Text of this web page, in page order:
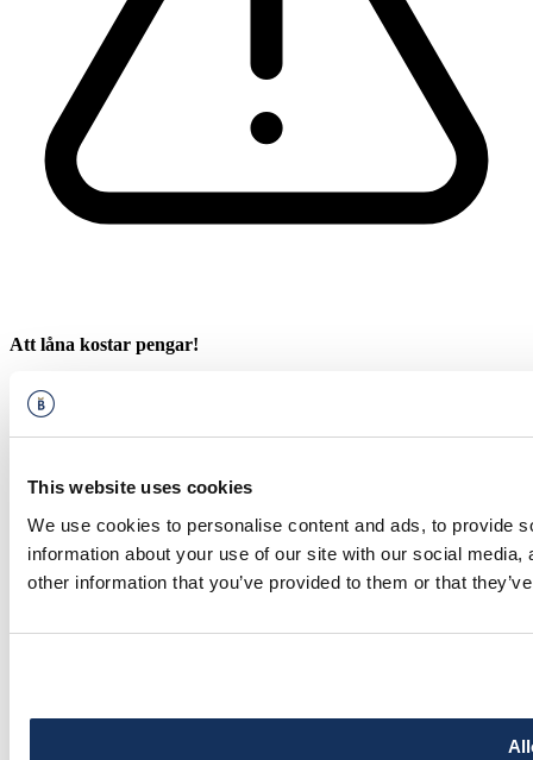
This website uses cookies
We use cookies to personalise content and ads, to provide
information about your use of our site with our social
other information that you’ve provided to them or that
Att låna kostar pengar!
Om du inte kan betala tillbaka skulden i tid riskerar du en
betalningsanmärkning. Det kan leda till svårigheter att få hyra
bostad, teckna abonnemang och få nya lån. För stöd, vänd dig till
finns på
konsumentverket.se .
© 2026 Bilkompani